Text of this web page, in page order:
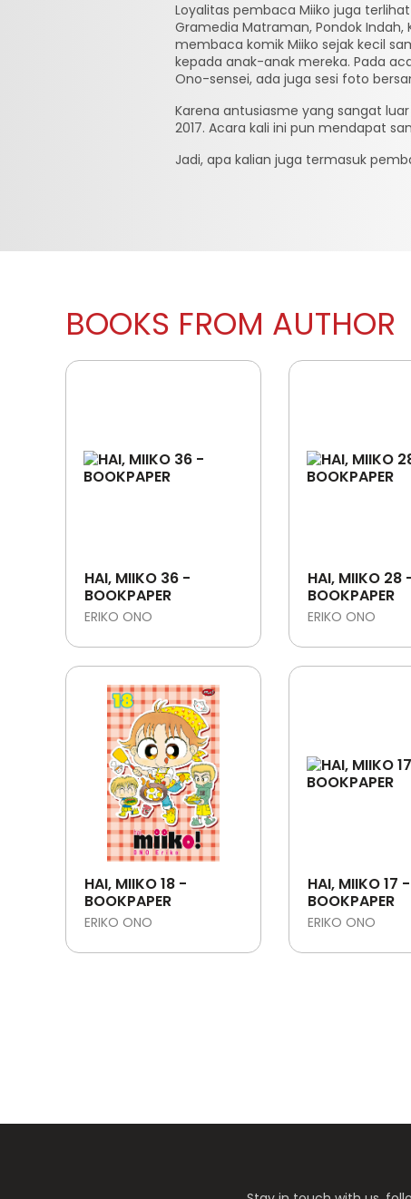
Loyalitas pembaca Miiko juga
Gramedia Matraman, Pondok
membaca komik Miiko sejak kecil
kepada anak-anak mereka. Pada
Ono-sensei, ada juga sesi foto
Karena antusiasme yang sangat
2017. Acara kali ini pun mendapat
Jadi, apa kalian juga termasuk
BOOKS FROM AUTHOR
HAI, MIIKO 36 -
BOOKPAPER
ERIKO ONO
HAI, MIIKO 28
BOOKPAPER
ERIKO ONO
HAI, MIIKO 18 -
BOOKPAPER
ERIKO ONO
HAI, MIIKO 17 -
BOOKPAPER
ERIKO ONO